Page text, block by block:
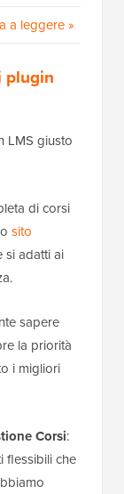
a leggere »
plugin
LMS giusto
di corsi
sito
si adatti ai
sapere
la priorità
i migliori
Corsi:
flessibili che